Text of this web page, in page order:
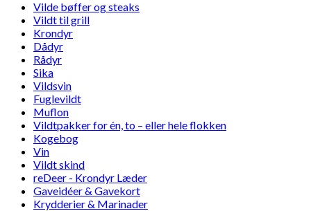
Vilde bøffer og steaks
Vildt til grill
Krondyr
Dådyr
Rådyr
Sika
Vildsvin
Fuglevildt
Muflon
Vildtpakker for én, to – eller hele flokken
Kogebog
Vin
Vildt skind
reDeer - Krondyr Læder
Gaveidéer & Gavekort
Krydderier & Marinader